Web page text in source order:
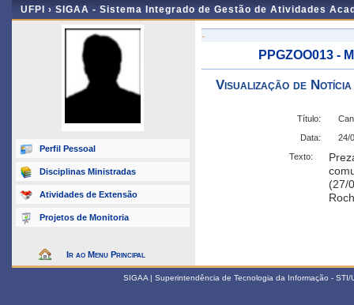
UFPI › SIGAA - Sistema Integrado de Gestão de Atividades
Perfil Pessoal
Disciplinas Ministradas
Atividades de Extensão
Projetos de Monitoria
Ir ao Menu Principal
-
PPGZOO013 -
Visualização de Notícia
Título:
Data:
24/
Texto:
(27/
SIGAA | Superintendência de Tecnologia da Informação -